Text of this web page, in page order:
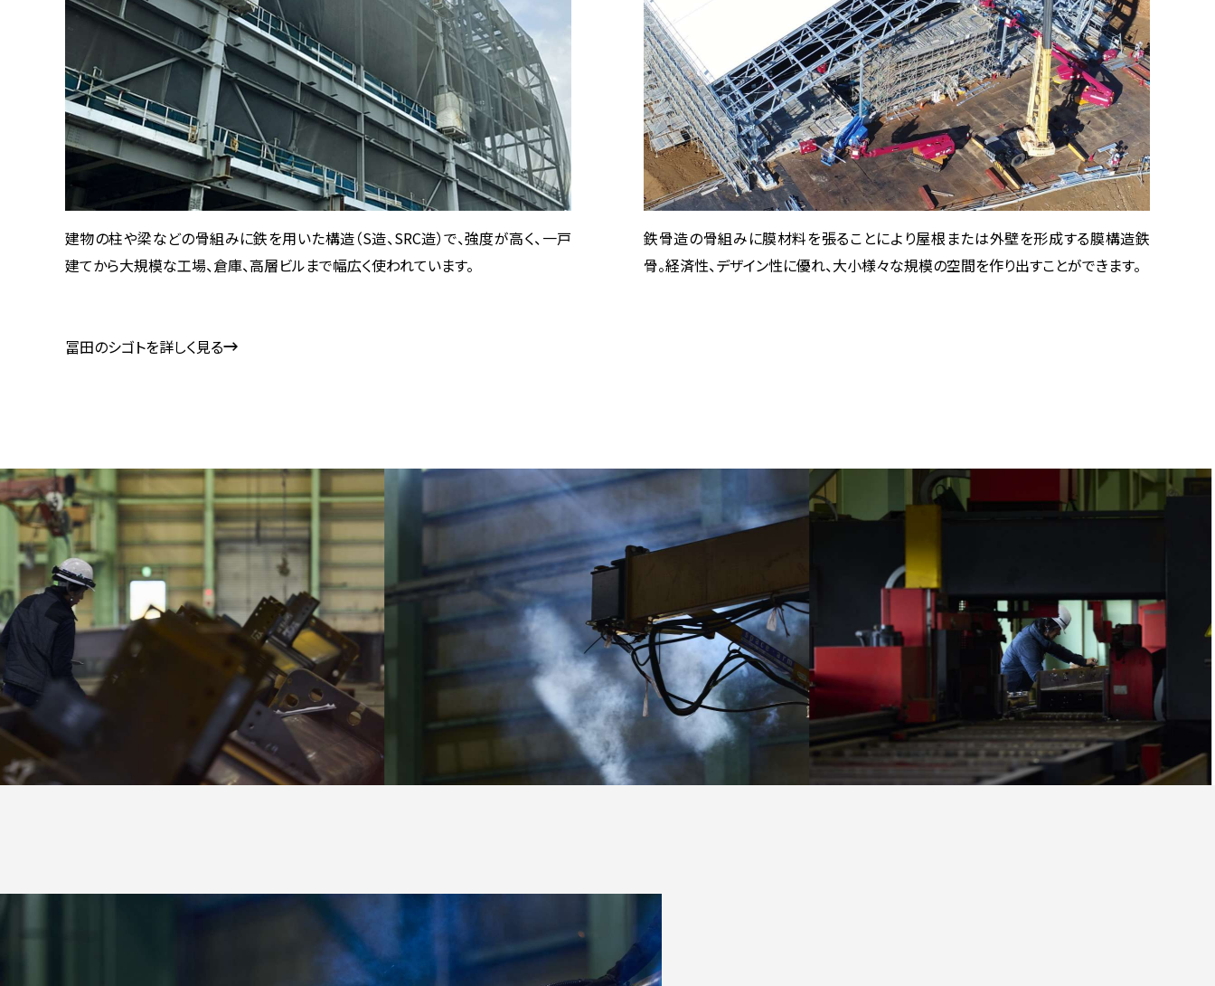
建物の柱や梁などの骨組みに鉄を用いた構造（S造、SRC造）で、強度が高く、一戸
建てから大規模な工場、倉庫、高層ビルまで幅広く使われています。
鉄骨造の骨組みに膜材料を張ることにより屋根または外壁を形成する膜構造鉄
骨。経済性、デザイン性に優れ、大小様々な規模の空間を作り出すことができます。
冨田のシゴトを詳しく見る